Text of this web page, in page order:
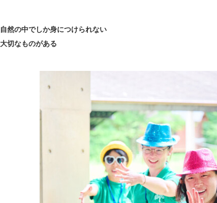
自然の中でしか身につけられない
大切なものがある